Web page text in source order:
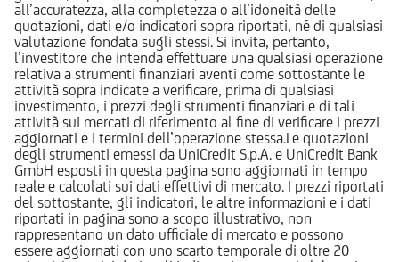
all’accuratezza, alla completezza o all’idoneità delle
quotazioni, dati e/o indicatori sopra riportati, né di qualsiasi
valutazione fondata sugli stessi. Si invita, pertanto,
l’investitore che intenda effettuare una qualsiasi operazione
relativa a strumenti finanziari aventi come sottostante le
attività sopra indicate a verificare, prima di qualsiasi
investimento, i prezzi degli strumenti finanziari e di tali
attività sui mercati di riferimento al fine di verificare i prezzi
aggiornati e i termini dell’operazione stessa.Le quotazioni
degli strumenti emessi da UniCredit S.p.A. e UniCredit Bank
GmbH esposti in questa pagina sono aggiornati in tempo
reale e calcolati sui dati effettivi di mercato. I prezzi riportati
del sottostante, gli indicatori, le altre informazioni e i dati
riportati in pagina sono a scopo illustrativo, non
rappresentano un dato ufficiale di mercato e possono
essere aggiornati con uno scarto temporale di oltre 20